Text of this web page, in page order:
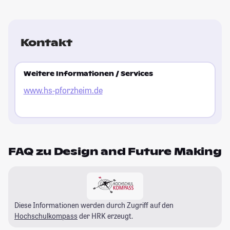
Kontakt
Weitere Informationen / Services
www.hs-pforzheim.de
FAQ zu Design and Future Making
Diese Informationen werden durch Zugriff auf den
Hochschulkompass der HRK erzeugt.